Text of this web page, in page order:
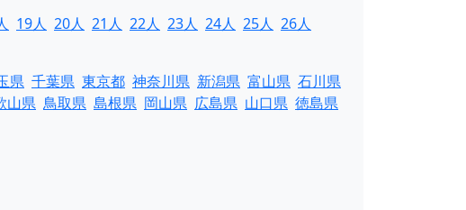
19人 20人 21人 22人 23人 24人 25人 26人
県 千葉県 東京都 神奈川県 新潟県 富山県 石川県
山県 鳥取県 島根県 岡山県 広島県 山口県 徳島県